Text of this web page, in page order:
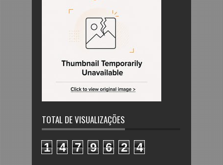
TOTAL DE VISUALIZAÇÕES
1 4 7 9 6 2 4